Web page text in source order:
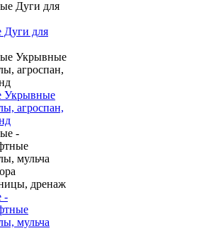
Дуги для
Укрывные
агроспан,
-
мульча